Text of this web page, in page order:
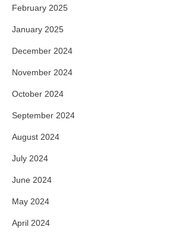
February 2025
January 2025
December 2024
November 2024
October 2024
September 2024
August 2024
July 2024
June 2024
May 2024
April 2024